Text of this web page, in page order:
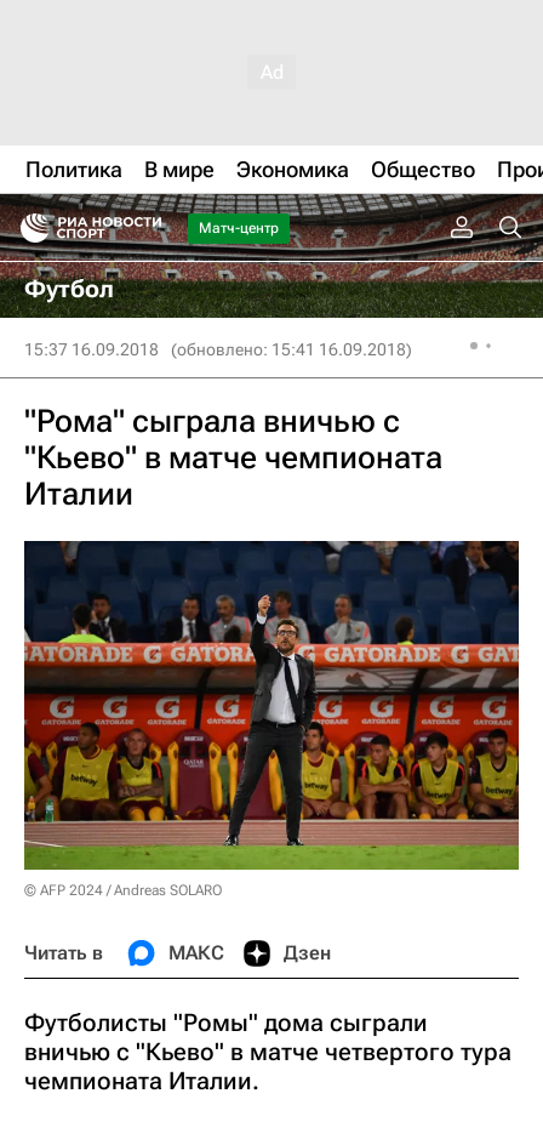
Политика В мире Экономика Общество
Матч-центр
Футбол
15:37 16.09.2018 (обновлено: 15:41 16.09.2018)
"Рома" сыграла вничью с
"Кьево" в матче чемпионата
Италии
© AFP 2024 / Andreas SOLARO
Читать в МАКС Дзен
Футболисты "Ромы" дома сыграли
вничью с "Кьево" в матче четвертого тура
чемпионата Италии.